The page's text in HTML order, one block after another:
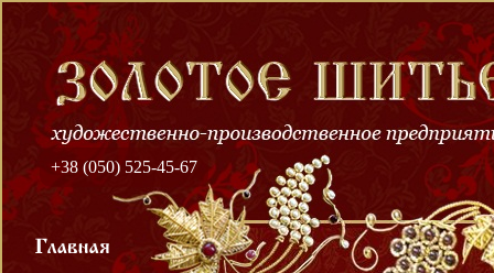
+38 (050) 525-45-67